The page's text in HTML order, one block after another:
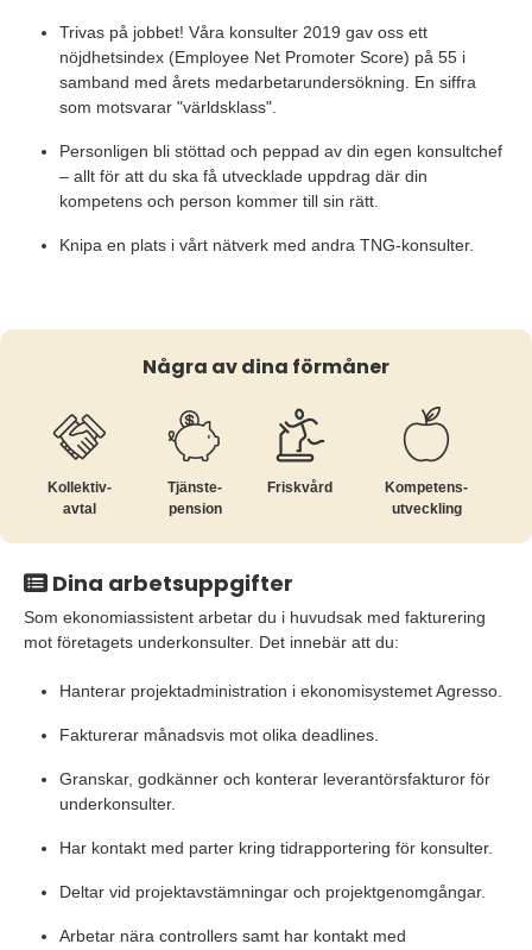
Trivas på jobbet! Våra konsulter 2019 gav oss ett
nöjdhetsindex (Employee Net Promoter Score) på 55 i
samband med årets medarbetarundersökning. En siffra
som motsvarar "världsklass".
Personligen bli stöttad och peppad av din egen konsultchef
– allt för att du ska få utvecklade uppdrag där din
kompetens och person kommer till sin rätt.
Knipa en plats i vårt nätverk med andra TNG-konsulter.
Några av dina förmåner
Kollektiv­
avtal
Tjänste­
pension
Friskvård
Kompetens­
utveckling
Dina arbetsuppgifter
Som ekonomiassistent arbetar du i huvudsak med fakturering
mot företagets underkonsulter. Det innebär att du:
Hanterar projektadministration i ekonomisystemet Agresso.
Fakturerar månadsvis mot olika deadlines.
Granskar, godkänner och konterar leverantörsfakturor för
underkonsulter.
Har kontakt med parter kring tidrapportering för konsulter.
Deltar vid projektavstämningar och projektgenomgångar.
Arbetar nära controllers samt har kontakt med